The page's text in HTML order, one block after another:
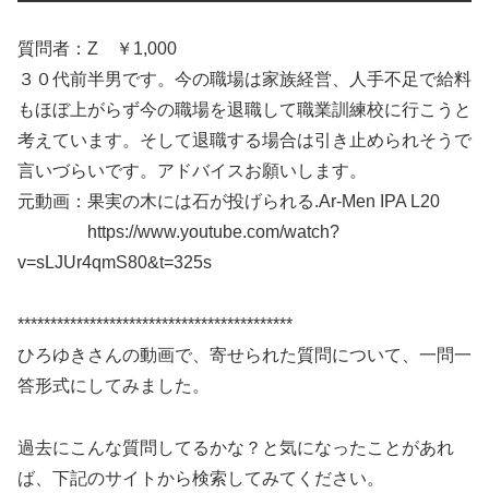
質問者：Z ￥1,000
３０代前半男です。今の職場は家族経営、人手不足で給料
もほぼ上がらず今の職場を退職して職業訓練校に行こうと
考えています。そして退職する場合は引き止められそうで
言いづらいです。アドバイスお願いします。
元動画：果実の木には石が投げられる.Ar-Men IPA L20
https://www.youtube.com/watch?
v=sLJUr4qmS80&t=325s
******************************************
ひろゆきさんの動画で、寄せられた質問について、一問一
答形式にしてみました。
過去にこんな質問してるかな？と気になったことがあれ
ば、下記のサイトから検索してみてください。